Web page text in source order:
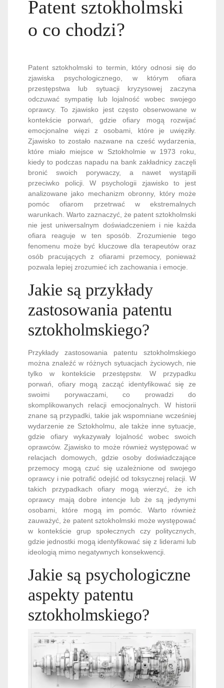
Patent sztokholmski
o co chodzi?
Patent sztokholmski to termin, który odnosi się do
zjawiska psychologicznego, w którym ofiara
przestępstwa lub sytuacji kryzysowej zaczyna
odczuwać sympatię lub lojalność wobec swojego
oprawcy. To zjawisko jest często obserwowane w
kontekście porwań, gdzie ofiary mogą rozwijać
emocjonalne więzi z osobami, które je uwięziły.
Zjawisko to zostało nazwane na cześć wydarzenia,
które miało miejsce w Sztokholmie w 1973 roku,
kiedy to podczas napadu na bank zakładnicy zaczęli
bronić swoich porywaczy, a nawet wystąpili
przeciwko policji. W psychologii zjawisko to jest
analizowane jako mechanizm obronny, który może
pomóc ofiarom przetrwać w ekstremalnych
warunkach. Warto zaznaczyć, że patent sztokholmski
nie jest uniwersalnym doświadczeniem i nie każda
ofiara reaguje w ten sposób. Zrozumienie tego
fenomenu może być kluczowe dla terapeutów oraz
osób pracujących z ofiarami przemocy, ponieważ
pozwala lepiej zrozumieć ich zachowania i emocje.
Jakie są przykłady
zastosowania patentu
sztokholmskiego?
Przykłady zastosowania patentu sztokholmskiego
można znaleźć w różnych sytuacjach życiowych, nie
tylko w kontekście przestępstw. W przypadku
porwań, ofiary mogą zacząć identyfikować się ze
swoimi porywaczami, co prowadzi do
skomplikowanych relacji emocjonalnych. W historii
znane są przypadki, takie jak wspomniane wcześniej
wydarzenie ze Sztokholmu, ale także inne sytuacje,
gdzie ofiary wykazywały lojalność wobec swoich
oprawców. Zjawisko to może również występować w
relacjach domowych, gdzie osoby doświadczające
przemocy mogą czuć się uzależnione od swojego
oprawcy i nie potrafić odejść od toksycznej relacji. W
takich przypadkach ofiary mogą wierzyć, że ich
oprawcy mają dobre intencje lub że są jedynymi
osobami, które mogą im pomóc. Warto również
zauważyć, że patent sztokholmski może występować
w kontekście grup społecznych czy politycznych,
gdzie jednostki mogą identyfikować się z liderami lub
ideologią mimo negatywnych konsekwencji.
Jakie są psychologiczne
aspekty patentu
sztokholmskiego?